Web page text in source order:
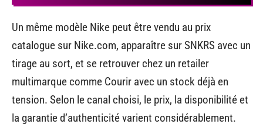
Un même modèle Nike peut être vendu au prix
catalogue sur Nike.com, apparaître sur SNKRS avec un
tirage au sort, et se retrouver chez un retailer
multimarque comme Courir avec un stock déjà en
tension. Selon le canal choisi, le prix, la disponibilité et
la garantie d’authenticité varient considérablement.